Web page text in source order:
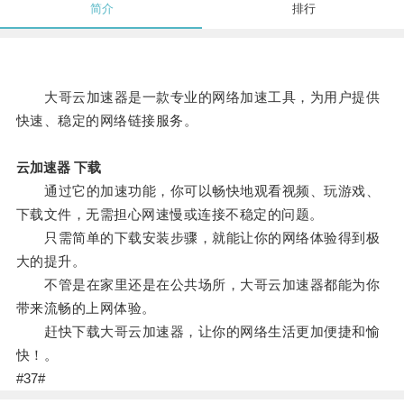
简介 排行
大哥云加速器是一款专业的网络加速工具，为用户提供
快速、稳定的网络链接服务。
云加速器 下载
通过它的加速功能，你可以畅快地观看视频、玩游戏、
下载文件，无需担心网速慢或连接不稳定的问题。
只需简单的下载安装步骤，就能让你的网络体验得到极
大的提升。
不管是在家里还是在公共场所，大哥云加速器都能为你
带来流畅的上网体验。
赶快下载大哥云加速器，让你的网络生活更加便捷和愉
快！。
#37#